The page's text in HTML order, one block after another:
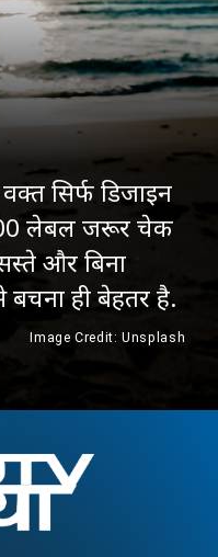
सिर्फ डिजाइन
लेबल जरूर चेक
और बिना
बचना ही बेहतर है.
Image Credit: Unsplash